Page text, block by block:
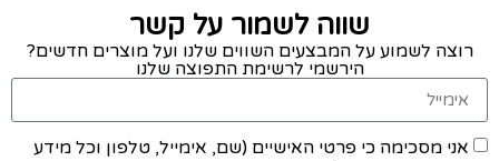
שווה לשמור על קשר
רוצה לשמוע על המבצעים השווים שלנו ועל מוצרים חדשים?
הירשמי לרשימת התפוצה שלנו
אני מסכימה כי פרטי האישיים (שם, אימייל, טלפון וכל מידע